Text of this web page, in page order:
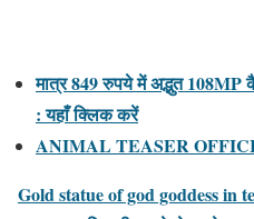
मात्र 849 रुपये में अद्भुत 108MP
: यहाँ क्लिक करें
ANIMAL TEASER
Gold statue of god goddess in